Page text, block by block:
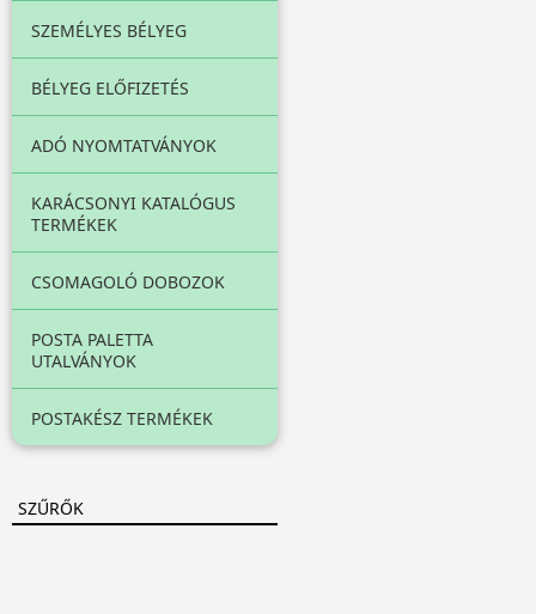
SZEMÉLYES BÉLYEG
BÉLYEG ELŐFIZETÉS
ADÓ NYOMTATVÁNYOK
KARÁCSONYI KATALÓGUS
TERMÉKEK
CSOMAGOLÓ DOBOZOK
POSTA PALETTA
UTALVÁNYOK
POSTAKÉSZ TERMÉKEK
SZŰRŐK